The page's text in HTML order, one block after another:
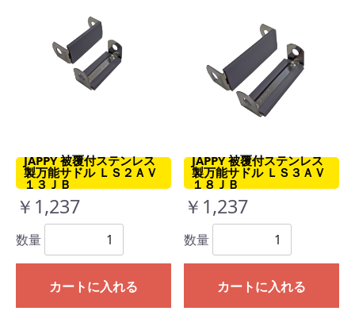
JAPPY 被覆付ステンレス
製万能サドル ＬＳ２ＡＶ
１３ＪＢ
￥1,237
数量
カートに入れる
JAPPY 被覆付ステンレス
製万能サドル ＬＳ３ＡＶ
１８ＪＢ
￥1,237
数量
カートに入れる